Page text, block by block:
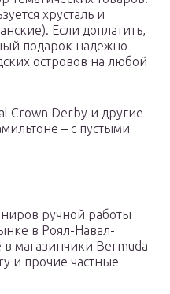
хрусталь и
Если доплатить,
подарок надежно
островов на любой
Crown Derby и другие
– с пустыми
ручной работы
в Роял-Навал-
в магазинчики Bermuda
и прочие частные